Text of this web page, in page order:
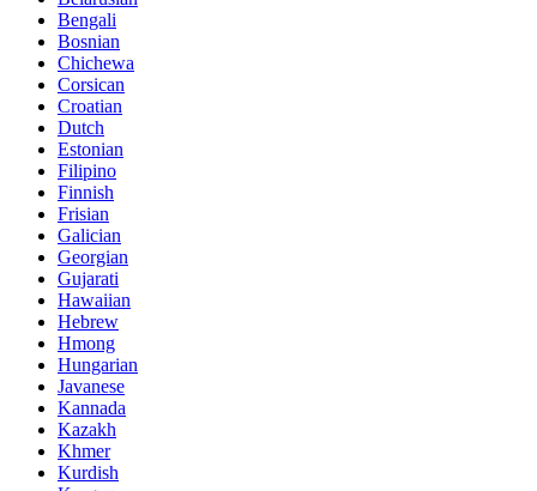
Bengali
Bosnian
Chichewa
Corsican
Croatian
Dutch
Estonian
Filipino
Finnish
Frisian
Galician
Georgian
Gujarati
Hawaiian
Hebrew
Hmong
Hungarian
Javanese
Kannada
Kazakh
Khmer
Kurdish